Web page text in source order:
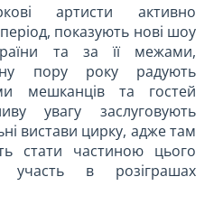
артисти активно
показують нові шоу
та за її межами,
пору року радують
мешканців та гостей
увагу заслуговують
вистави цирку, адже там
стати частиною цього
в розіграшах